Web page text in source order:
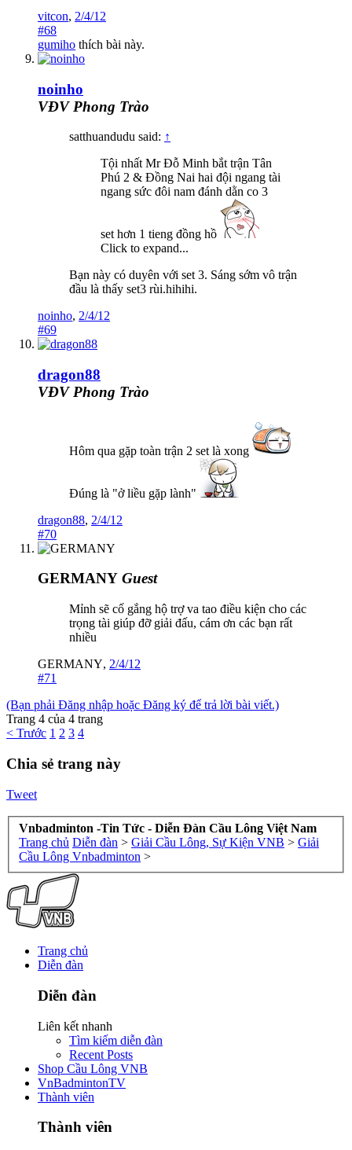
vitcon, 2/4/12
#68
gumiho thích bài này.
noinho
VĐV Phong Trào
satthuandudu said: ↑
Tội nhất Mr Đỗ Minh bắt trận Tân
Phú 2 & Đồng Nai hai đội ngang tài
ngang sức đôi nam đánh dằn co 3
set hơn 1 tieng đồng hồ
Click to expand...
Bạn này có duyên với set 3. Sáng sớm vô trận
đầu là thấy set3 rùi.hihihi.
noinho, 2/4/12
#69
dragon88
VĐV Phong Trào
Hôm qua gặp toàn trận 2 set là xong
Đúng là "ở liều gặp lành"
dragon88, 2/4/12
#70
GERMANY Guest
Mỉnh sẽ cố gắng hộ trợ va tao điều kiện cho các
trọng tài giúp đỡ giải đấu, cám ơn các bạn rất
nhiều
GERMANY, 2/4/12
#71
(Bạn phải Đăng nhập hoặc Đăng ký để trả lời bài viết.)
Trang 4 của 4 trang
< Trước 1 2 3 4
Chia sẻ trang này
Tweet
Vnbadminton -Tin Tức - Diễn Đàn Cầu Lông Việt Nam
Trang chủ Diễn đàn > Giải Cầu Lông, Sự Kiện VNB > Giải
Cầu Lông Vnbadminton >
Trang chủ
Diễn đàn
Diễn đàn
Liên kết nhanh
Tìm kiếm diễn đàn
Recent Posts
Shop Cầu Lông VNB
VnBadmintonTV
Thành viên
Thành viên